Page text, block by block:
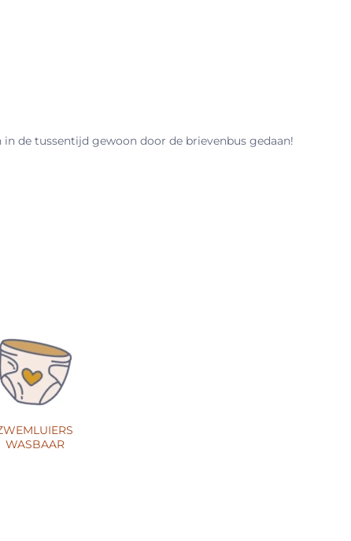
de tussentijd gewoon door de brievenbus gedaan!
WASBAAR